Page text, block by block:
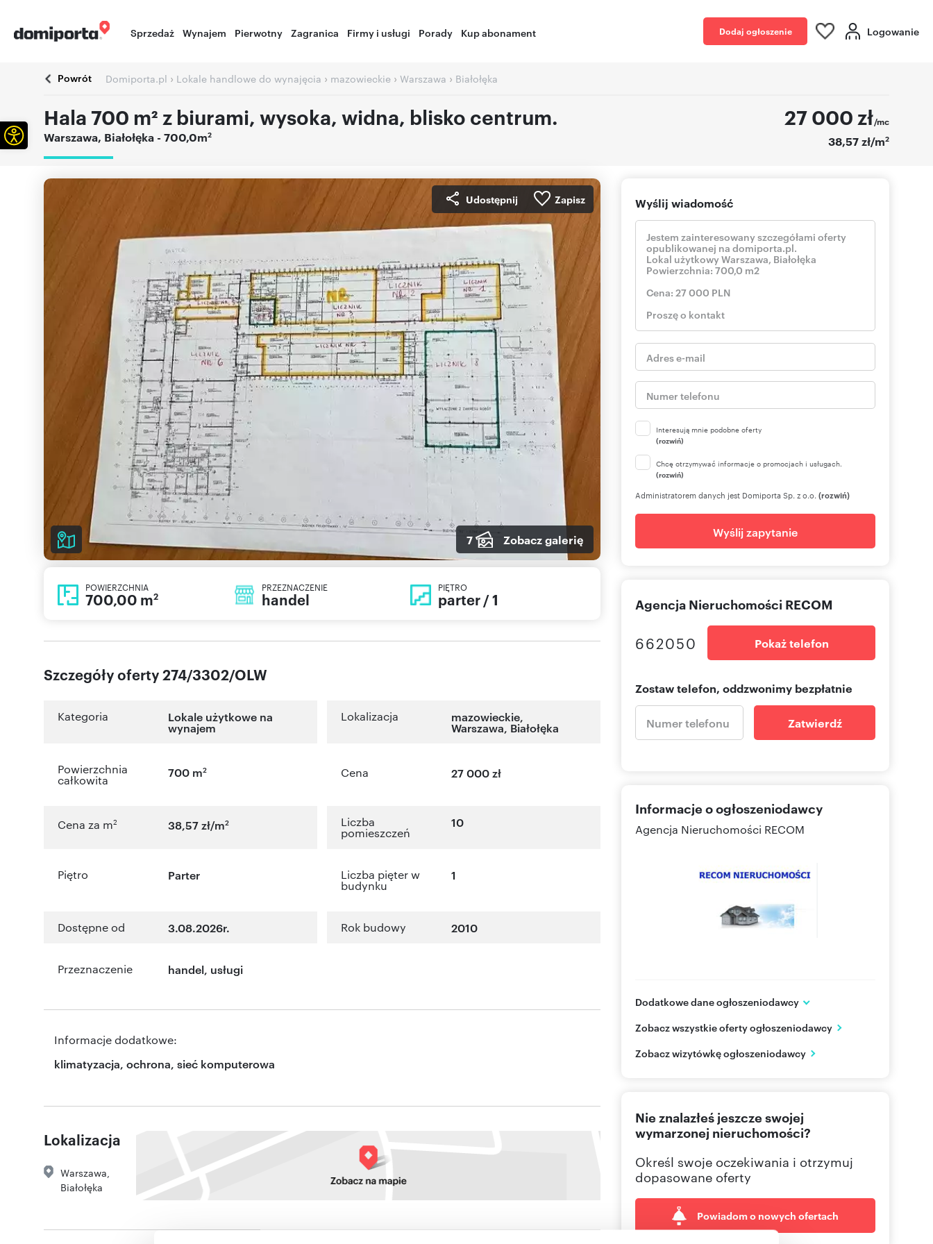
Sprzedaż Wynajem Pierwotny Zagranica Firmy i usługi Porady Kup abonament Dodaj ogłoszenie Logowanie
Powrót Domiporta.pl › Lokale handlowe do wynajęcia › mazowieckie › Warszawa › Białołęka
Hala 700 m² z biurami, wysoka, widna, blisko centrum.
Warszawa, Białołęka - 700,0m2
27 000 zł/mc
38,57 zł/m2
Udostępnij Zapisz
7 Zobacz galerię
POWIERZCHNIA
700,00 m2
PRZEZNACZENIE
handel
PIĘTRO
parter / 1
Szczegóły oferty 274/3302/OLW
Kategoria Lokale użytkowe na
wynajem
Lokalizacja mazowieckie,
Warszawa, Białołęka
Powierzchnia
całkowita
700 m2 Cena 27 000 zł
Cena za m2 38,57 zł/m2 Liczba
pomieszczeń
10
Piętro Parter Liczba pięter w
budynku
1
Dostępne od 3.08.2026r. Rok budowy 2010
Przeznaczenie handel, usługi
Informacje dodatkowe:
klimatyzacja, ochrona, sieć komputerowa
Lokalizacja
Warszawa,
Białołęka
Wyślij wiadomość
Interesują mnie podobne oferty
(rozwiń)
Chcę otrzymywać informacje o promocjach i usługach.
(rozwiń)
Administratorem danych jest Domiporta Sp. z o.o. (rozwiń)
Wyślij zapytanie
Agencja Nieruchomości RECOM
662050 Pokaż telefon
Zostaw telefon, oddzwonimy bezpłatnie
Zatwierdź
Informacje o ogłoszeniodawcy
Agencja Nieruchomości RECOM
Dodatkowe dane ogłoszeniodawcy
Warszawa
PL
Zobacz wszystkie oferty ogłoszeniodawcy
Zobacz wizytówkę ogłoszeniodawcy
Nie znalazłeś jeszcze swojej
wymarzonej nieruchomości?
Określ swoje oczekiwania i otrzymuj
dopasowane oferty
Powiadom o nowych ofertach
Otwórz pasek narzędzi